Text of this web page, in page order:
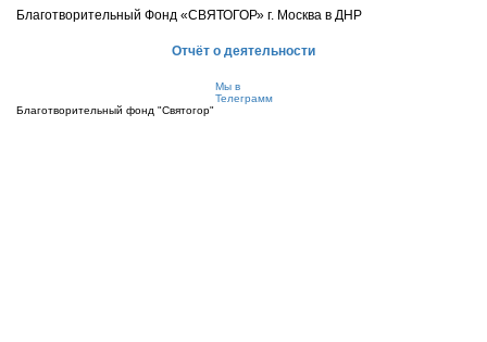
Благотворительный Фонд «СВЯТОГОР» г. Москва в ДНР
Отчёт о деятельности
Мы в
Телеграмм
Благотворительный фонд "Святогор"